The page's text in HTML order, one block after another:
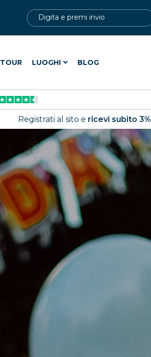
TOUR LUOGHI BLOG
Registrati al sito e ricevi subito 3%